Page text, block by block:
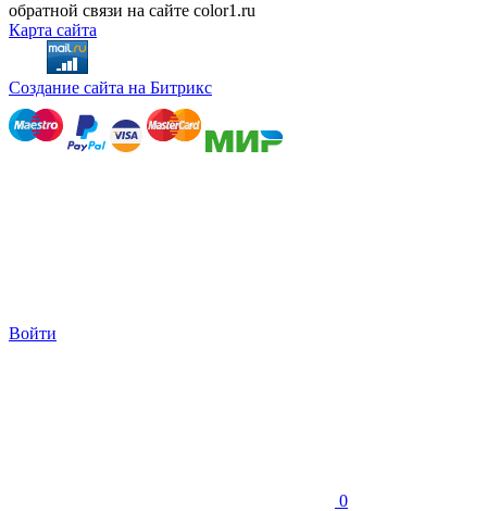
обратной связи на сайте color1.ru
Карта сайта
Создание сайта на Битрикс
Войти
0